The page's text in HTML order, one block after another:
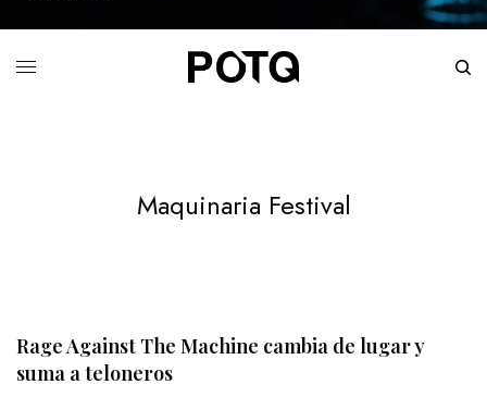
Maquinaria Festival
Rage Against The Machine cambia de lugar y
suma a teloneros